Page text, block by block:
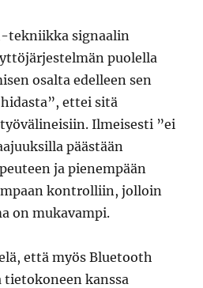
tekniikka signaalin
puolella
osalta edelleen sen
ettei sitä
Ilmeisesti ”ei
päästään
ja pienempään
kontrolliin, jolloin
on mukavampi.
että myös Bluetooth
kanssa